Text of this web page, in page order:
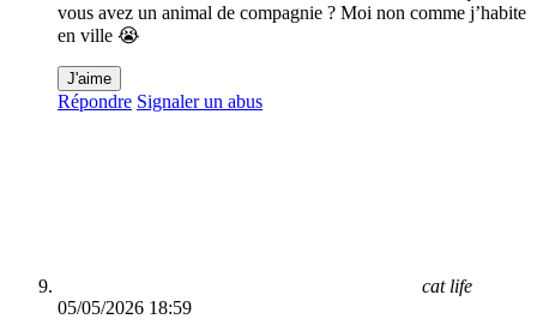
vous avez un animal de compagnie ? Moi non comme j’habite
en ville 😭
J'aime
Répondre Signaler un abus
cat life
05/05/2026 18:59